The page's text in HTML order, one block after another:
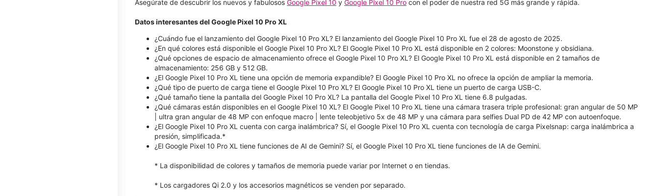
Asegúrate de descubrir los nuevos y fabulosos Google Pixel 10 y Google Pixel 10 Pro con el poder de nuestra red 5G más grande y rápida.
Datos interesantes del Google Pixel 10 Pro XL
¿Cuándo fue el lanzamiento del Google Pixel 10 Pro XL? El lanzamiento del Google Pixel 10 Pro XL fue el 28 de agosto de 2025.
¿En qué colores está disponible el Google Pixel 10 Pro XL? El Google Pixel 10 Pro XL está disponible en 2 colores: Moonstone y obsidiana.
¿Qué opciones de espacio de almacenamiento ofrece el Google Pixel 10 Pro XL? El Google Pixel 10 Pro XL está disponible en 2 tamaños de
almacenamiento: 256 GB y 512 GB.
¿El Google Pixel 10 Pro XL tiene una opción de memoria expandible? El Google Pixel 10 Pro XL no ofrece la opción de ampliar la memoria.
¿Qué tipo de puerto de carga tiene el Google Pixel 10 Pro XL? El Google Pixel 10 Pro XL tiene un puerto de carga USB-C.
¿Qué tamaño tiene la pantalla del Google Pixel 10 Pro XL? La pantalla del Google Pixel 10 Pro XL tiene 6.8 pulgadas.
¿Qué cámaras están disponibles en el Google Pixel 10 XL? El Google Pixel 10 Pro XL tiene una cámara trasera triple profesional: gran angular de 50 MP
| ultra gran angular de 48 MP con enfoque macro | lente teleobjetivo 5x de 48 MP y una cámara para selfies Dual PD de 42 MP con autoenfoque.
¿El Google Pixel 10 Pro XL cuenta con carga inalámbrica? Sí, el Google Pixel 10 Pro XL cuenta con tecnología de carga Pixelsnap: carga inalámbrica a
presión, simplificada.*
¿El Google Pixel 10 Pro XL tiene funciones de AI de Gemini? Sí, el Google Pixel 10 Pro XL tiene funciones de IA de Gemini.
* La disponibilidad de colores y tamaños de memoria puede variar por Internet o en tiendas.
* Los cargadores Qi 2.0 y los accesorios magnéticos se venden por separado.